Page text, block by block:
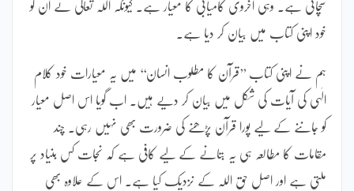
سچائی ہے۔ وہی اخروی کامیابی کا معیار ہے۔ کیونکہ اللہ تعالیٰ نے ان کو
خود اپنی کتاب میں بیان کر دیا ہے۔
ہم نے اپنی کتاب ’’قرآن کا مطلوب انسان‘‘ میں یہ معیارات خود کلام
الٰہی کی آیات کی شکل میں بیان کر دیے ہیں۔ اب گویا اس اصل معیار
کو جاننے کے لیے پورا قرآن پڑھنے کی ضرورت بھی نہیں رہی۔ چند
مقامات کا مطالعہ ہی یہ بتانے کے لیے کافی ہے کہ نجات کس بنیاد پر
ملتی ہے اور اصل حق اللہ کے نزدیک کیا ہے۔ اس کے علاوہ بھی